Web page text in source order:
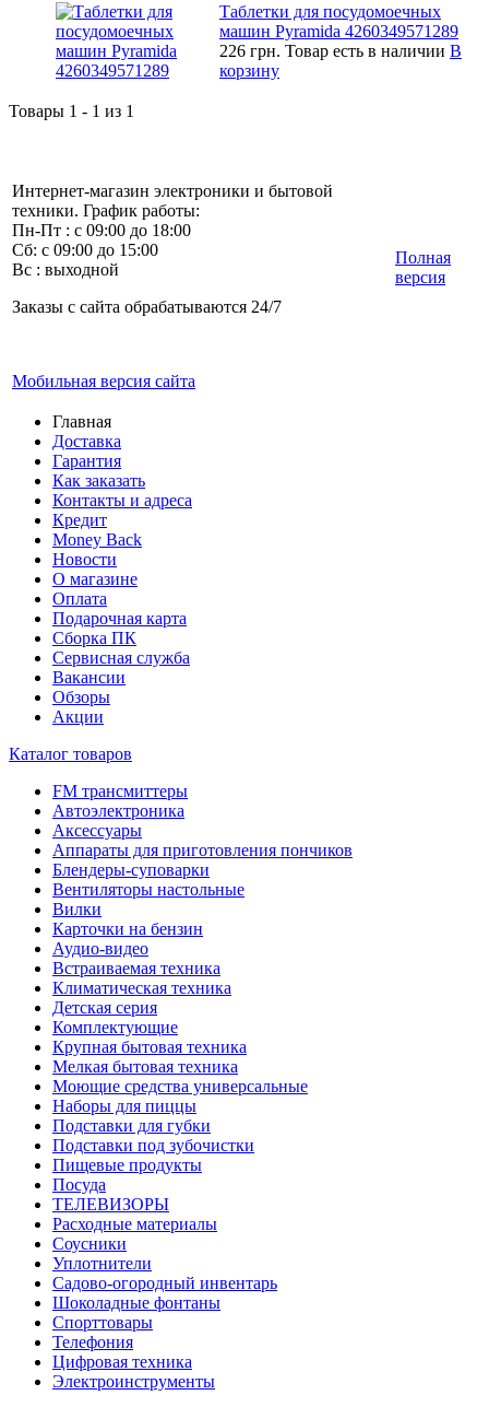
Таблетки для посудомоечных
машин Pyramida 4260349571289
226 грн. Товар есть в наличии В
корзину
Товары 1 - 1 из 1
Интернет-магазин электроники и бытовой
техники. График работы:
Пн-Пт : с 09:00 до 18:00
Сб: с 09:00 до 15:00
Вс : выходной
Заказы с сайта обрабатываются 24/7
Мобильная версия сайта
Полная
версия
Главная
Доставка
Гарантия
Как заказать
Контакты и адреса
Кредит
Money Back
Новости
О магазине
Оплата
Подарочная карта
Сборка ПК
Сервисная служба
Вакансии
Обзоры
Акции
Каталог товаров
FM трансмиттеры
Автоэлектроника
Аксессуары
Аппараты для приготовления пончиков
Блендеры-суповарки
Вентиляторы настольные
Вилки
Карточки на бензин
Аудио-видео
Встраиваемая техника
Климатическая техника
Детская серия
Комплектующие
Крупная бытовая техника
Мелкая бытовая техника
Моющие средства универсальные
Наборы для пиццы
Подставки для губки
Подставки под зубочистки
Пищевые продукты
Посуда
ТЕЛЕВИЗОРЫ
Расходные материалы
Соусники
Уплотнители
Садово-огородный инвентарь
Шоколадные фонтаны
Спорттовары
Телефония
Цифровая техника
Электроинструменты